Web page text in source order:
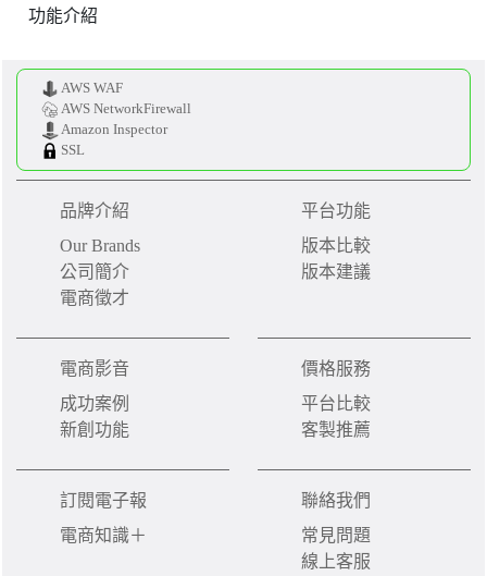
功能介紹
AWS WAF
AWS NetworkFirewall
Amazon Inspector
SSL
品牌介紹
Our Brands
公司簡介
電商徵才
平台功能
版本比較
版本建議
電商影音
成功案例
新創功能
價格服務
平台比較
客製推薦
訂閱電子報
電商知識＋
聯絡我們
常見問題
線上客服